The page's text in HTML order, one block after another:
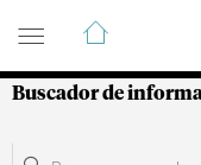
Guía de
Buscador de